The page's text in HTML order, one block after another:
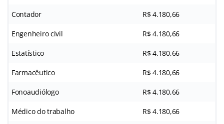
Contador R$ 4.180,66
Engenheiro civil R$ 4.180,66
Estatístico R$ 4.180,66
Farmacêutico R$ 4.180,66
Fonoaudiólogo R$ 4.180,66
Médico do trabalho R$ 4.180,66